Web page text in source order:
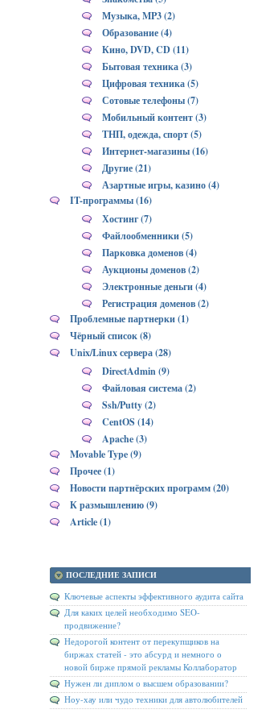
Музыка, MP3 (2)
Образование (4)
Кино, DVD, CD (11)
Бытовая техника (3)
Цифровая техника (5)
Сотовые телефоны (7)
Мобильный контент (3)
ТНП, одежда, спорт (5)
Интернет-магазины (16)
Другие (21)
Азартные игры, казино (4)
IT-программы (16)
Хостинг (7)
Файлообменники (5)
Парковка доменов (4)
Аукционы доменов (2)
Электронные деньги (4)
Регистрация доменов (2)
Проблемные партнерки (1)
Чёрный список (8)
Unix/Linux сервера (28)
DirectAdmin (9)
Файловая система (2)
Ssh/Putty (2)
CentOS (14)
Apache (3)
Movable Type (9)
Прочее (1)
Новости партнёрских программ (20)
К размышлению (9)
Article (1)
ПОСЛЕДНИЕ ЗАПИСИ
Ключевые аспекты эффективного аудита сайта
Для каких целей необходимо SEO-
продвижение?
Недорогой контент от перекупщиков на
биржах статей - это абсурд и немного о
новой бирже прямой рекламы Коллаборатор
Нужен ли диплом о высшем образовании?
Ноу-хау или чудо техники для автолюбителей